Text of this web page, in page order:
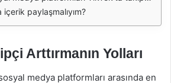
içerik paylaşmalıyım?
Arttırmanın Yolları
medya platformları arasında en